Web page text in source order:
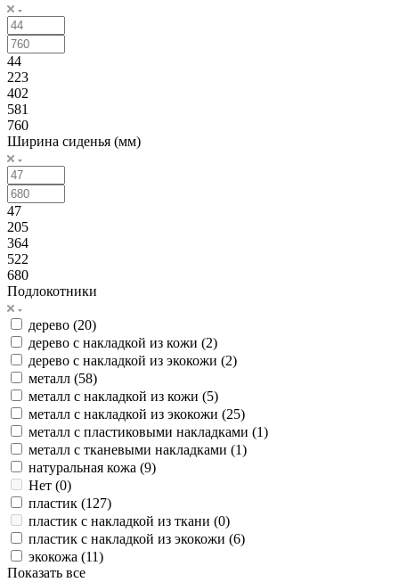
44
223
402
581
760
Ширина сиденья (мм)
47
205
364
522
680
Подлокотники
дерево (20)
дерево с накладкой из кожи (2)
дерево с накладкой из экокожи (2)
металл (58)
металл с накладкой из кожи (5)
металл с накладкой из экокожи (25)
металл с пластиковыми накладками (1)
металл с тканевыми накладками (1)
натуральная кожа (9)
Нет (0)
пластик (127)
пластик с накладкой из ткани (0)
пластик с накладкой из экокожи (6)
экокожа (11)
Показать все